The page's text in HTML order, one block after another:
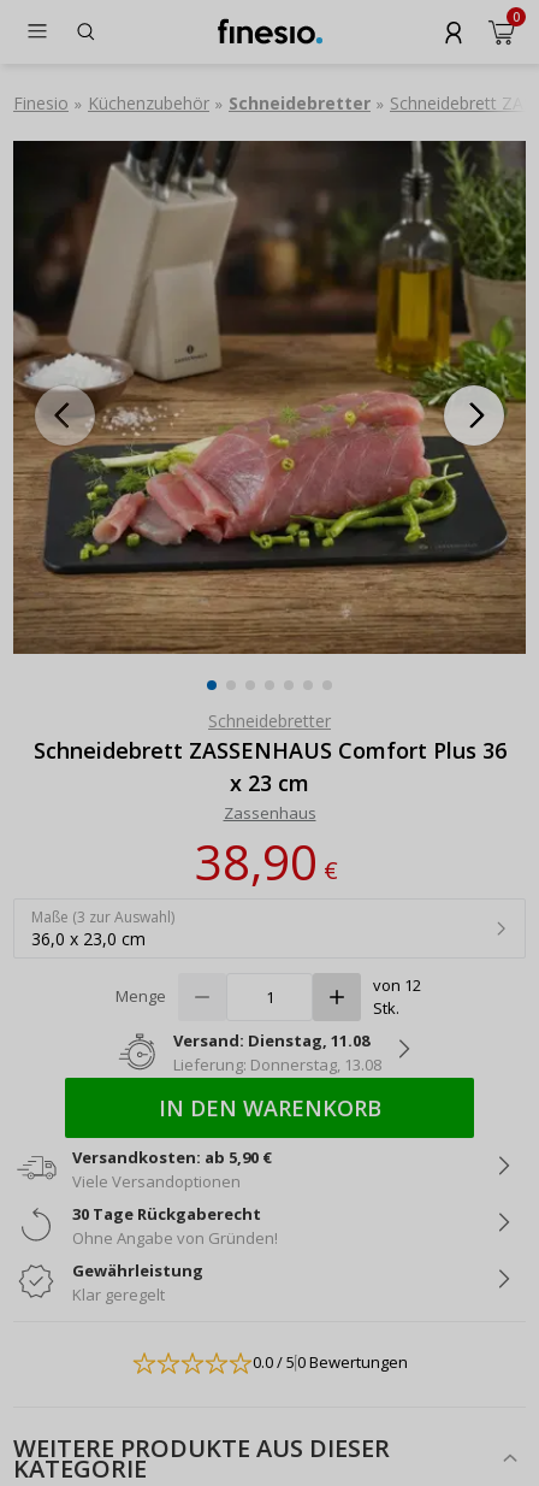
0
Finesio » Küchenzubehör » Schneidebretter » Schneidebrett
Schneidebretter
Schneidebrett ZASSENHAUS Comfort Plus 36
x 23 cm
Zassenhaus
38,90€
Maße (3 zur Auswahl)
36,0 x 23,0 cm
Menge
von 12
Stk.
Versand: Dienstag, 11.08
Lieferung: Donnerstag, 13.08
IN DEN WARENKORB
Versandkosten: ab 5,90 €
Viele Versandoptionen
30 Tage Rückgaberecht
Ohne Angabe von Gründen!
Gewährleistung
Klar geregelt
0.0/ 50 Bewertungen
WEITERE PRODUKTE AUS DIESER
KATEGORIE